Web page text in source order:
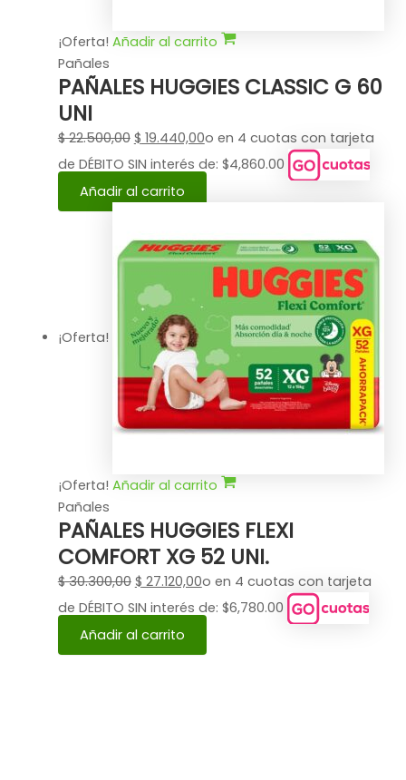
¡Oferta! Añadir al carrito
Pañales
PAÑALES HUGGIES CLASSIC G 60
UNI
$22.500,00 $ 19.440,00o en 4 cuotas con tarjeta
de DÉBITO SIN interés de: $4,860.00
Añadir al carrito
¡Oferta!
¡Oferta! Añadir al carrito
Pañales
PAÑALES HUGGIES FLEXI
COMFORT XG 52 UNI.
$30.300,00 $ 27.120,00o en 4 cuotas con tarjeta
de DÉBITO SIN interés de: $6,780.00
Añadir al carrito